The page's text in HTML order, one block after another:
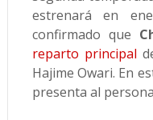
estrenará en
confirmado que
reparto principal
Hajime Owari. En
presenta al